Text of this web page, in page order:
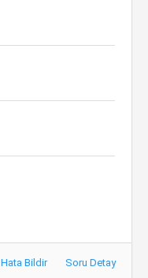
Hata Bildir Soru Detay